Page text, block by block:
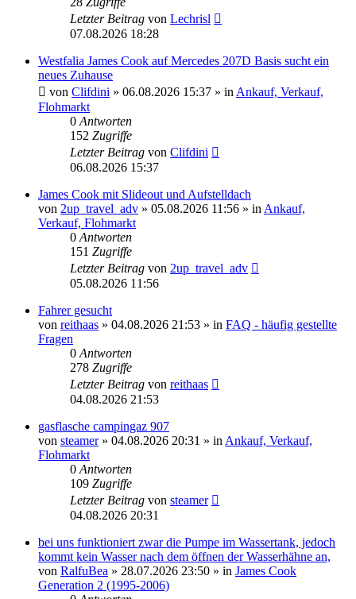
Letzter Beitrag von Lechrisl
07.08.2026 18:28
Westfalia James Cook auf Mercedes 207D Basis sucht ein
neues Zuhause
von Clifdini » 06.08.2026 15:37 » in Ankauf, Verkauf,
Flohmarkt
0 Antworten
152 Zugriffe
Letzter Beitrag von Clifdini
06.08.2026 15:37
James Cook mit Slideout und Aufstelldach
von 2up_travel_adv » 05.08.2026 11:56 » in Ankauf,
Verkauf, Flohmarkt
0 Antworten
151 Zugriffe
Letzter Beitrag von 2up_travel_adv
05.08.2026 11:56
Fahrer gesucht
von reithaas » 04.08.2026 21:53 » in FAQ - häufig gestellte
Fragen
0 Antworten
278 Zugriffe
Letzter Beitrag von reithaas
04.08.2026 21:53
gasflasche campingaz 907
von steamer» 04.08.2026 20:31 » in Ankauf, Verkauf,
Flohmarkt
0 Antworten
109 Zugriffe
Letzter Beitrag von steamer
04.08.2026 20:31
bei uns funktioniert zwar die Pumpe im Wassertank, jedoch
kommt kein Wasser nach dem öffnen der Wasserhähne an,
von RalfuBea » 28.07.2026 23:50 » in James Cook
Generation 2 (1995-2006)